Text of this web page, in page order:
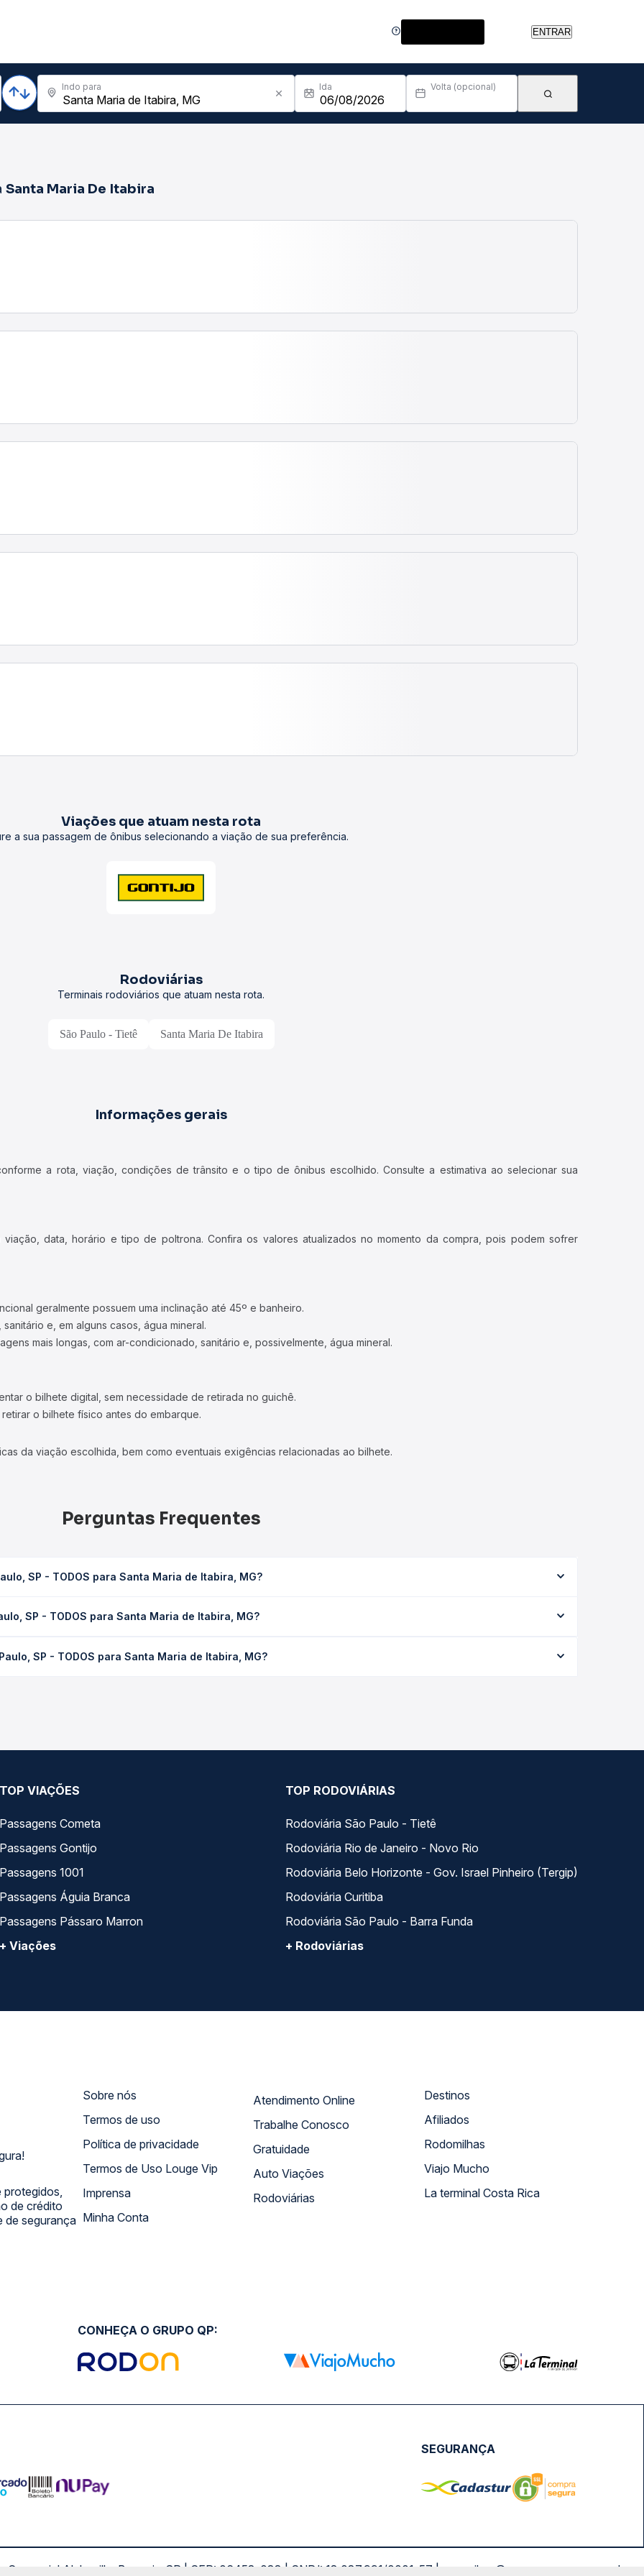
ENTRAR
Indo para Ida Volta (opcional)
Santa Maria De Itabira
Viações que atuam nesta rota
a sua passagem de ônibus selecionando a viação de sua preferência.
Rodoviárias
Terminais rodoviários que atuam nesta rota.
São Paulo - Tietê Santa Maria De Itabira
Informações gerais
a rota, viação, condições de trânsito e o tipo de ônibus escolhido. Consulte a estimativa ao selecionar sua
data, horário e tipo de poltrona. Confira os valores atualizados no momento da compra, pois podem sofrer
geralmente possuem uma inclinação até 45º e banheiro.
e, em alguns casos, água mineral.
mais longas, com ar-condicionado, sanitário e, possivelmente, água mineral.
o bilhete digital, sem necessidade de retirada no guichê.
o bilhete físico antes do embarque.
da viação escolhida, bem como eventuais exigências relacionadas ao bilhete.
Perguntas Frequentes
SP - TODOS para Santa Maria de Itabira, MG?
Na Quero Passagem você consulta os horários disponíveis e vê a duração exata de cada opção na data
SP - TODOS para Santa Maria de Itabira, MG?
Passagem você compara os preços de todas as viações em tempo real e garante a melhor oferta para o seu
SP - TODOS para Santa Maria de Itabira, MG?
TOP VIAÇÕES
Passagens Cometa
Passagens Gontijo
Passagens 1001
Passagens Águia Branca
Passagens Pássaro Marron
+ Viações
TOP RODOVIÁRIAS
Rodoviária São Paulo - Tietê
Rodoviária Rio de Janeiro - Novo Rio
Rodoviária Belo Horizonte - Gov. Israel Pinheiro (Tergip)
Rodoviária Curitiba
Rodoviária São Paulo - Barra Funda
+ Rodoviárias
protegidos,
de crédito
de segurança
Sobre nós
Termos de uso
Política de privacidade
Termos de Uso Louge Vip
Imprensa
Minha Conta
Atendimento Online
Trabalhe Conosco
Gratuidade
Auto Viações
Rodoviárias
Destinos
Afiliados
Rodomilhas
Viajo Mucho
La terminal Costa Rica
CONHEÇA O GRUPO QP:
SEGURANÇA
Alphaville, Barueri - SP | CEP: 06453-038 | CNPJ: 18.087.991/0001-57 | saconibus@queropassagem.com.br